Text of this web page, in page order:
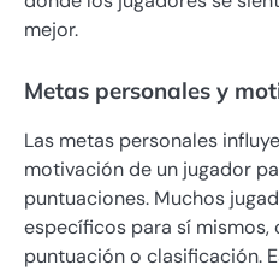
mejor.
Metas personales y
Las metas personales
motivación de un jugador
puntuaciones. Muchos
específicos para sí mismos,
puntuación o clasificación.